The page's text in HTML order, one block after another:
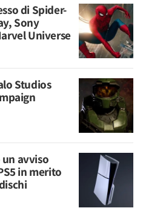
di Spider-
Sony
Universe
Studios
avviso
in merito